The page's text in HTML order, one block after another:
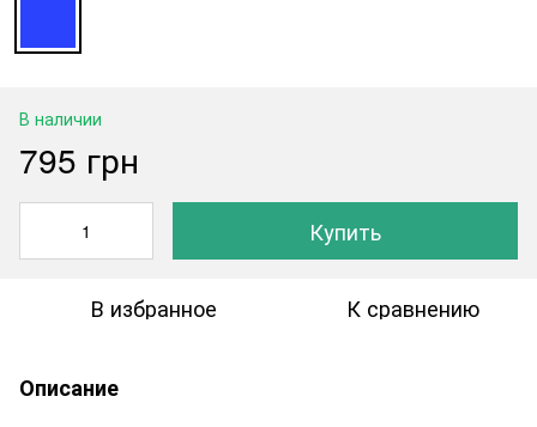
В наличии
795 грн
Купить
В избранное К сравнению
Описание